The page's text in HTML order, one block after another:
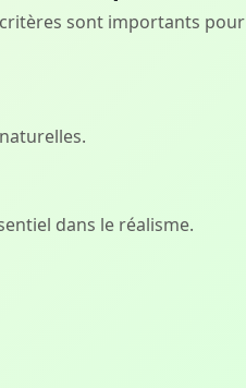
sont importants pour
dans le réalisme.